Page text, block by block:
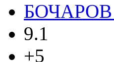
БОЧАРОВ
9.1
+5